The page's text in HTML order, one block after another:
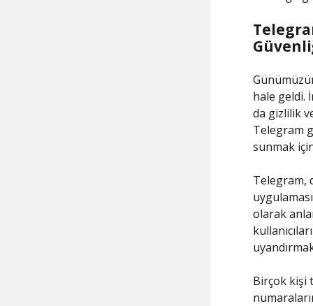
hale geldi.
da gizlilik
Telegram
sunmak
Telegram,
olarak
Birçok kişi